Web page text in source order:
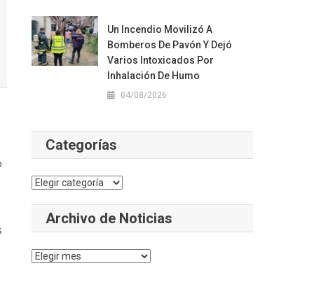
Un Incendio Movilizó A
Bomberos De Pavón Y Dejó
Varios Intoxicados Por
Inhalación De Humo
04/08/2026
Categorías
Categorías
Archivo de Noticias
Archivo